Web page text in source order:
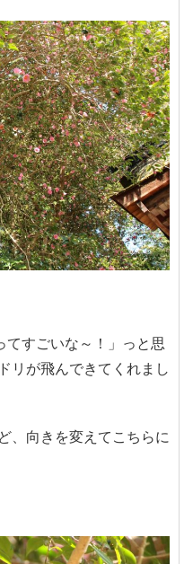
てすごいな～！」っと思
リが飛んできてくれまし
、向きを変えてこちらに